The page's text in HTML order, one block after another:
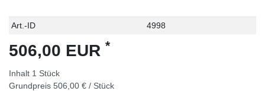
Technisches
Wert
Art.-ID 4998
506,00 EUR *
Inhalt 1 Stück
Grundpreis 506,00 € / Stück